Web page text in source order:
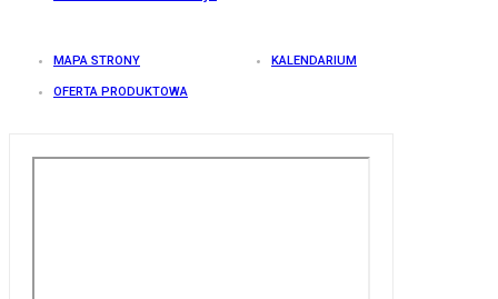
MAPA STRONY KALENDARIUM
OFERTA PRODUKTOWA